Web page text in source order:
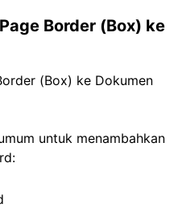
Border (Box) ke
untuk menambahkan